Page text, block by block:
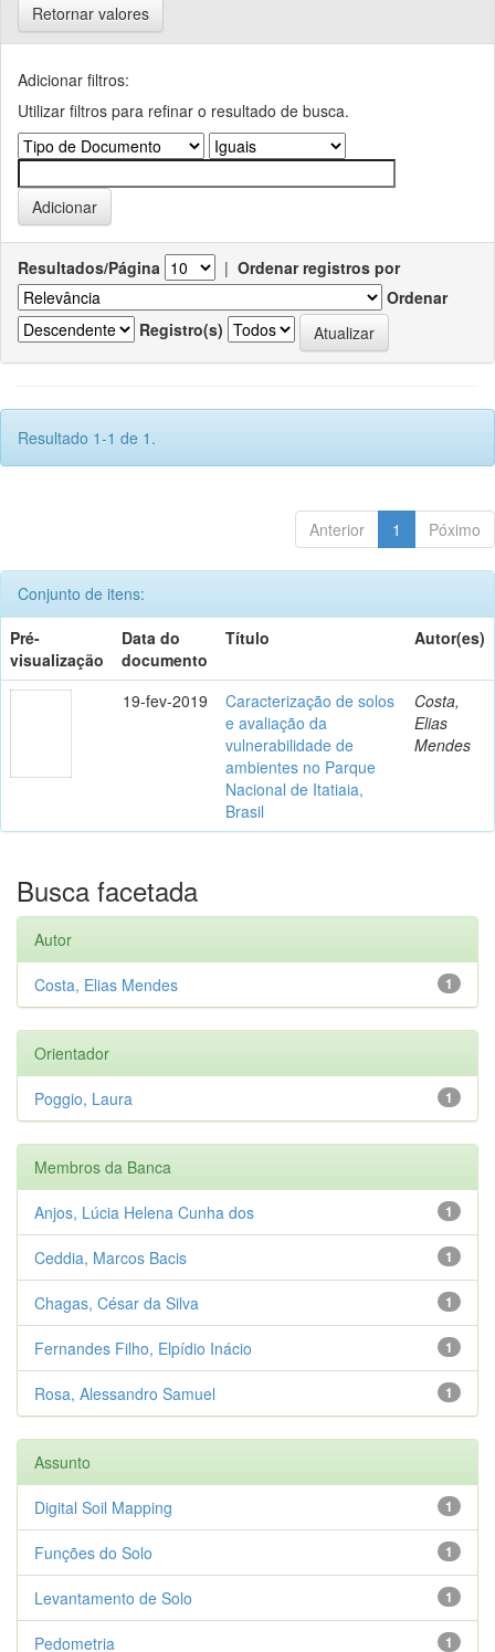
Retornar valores
Adicionar filtros:
Utilizar filtros para refinar o resultado de busca.
Resultados/Página | Ordenar registros por
Ordenar
Registro(s)
Resultado 1-1 de 1.
Anterior 1 Póximo
Conjunto de itens:
Pré-
visualização
Data do
documento
Título Autor(es)
19-fev-2019
Caracterização de solos
e avaliação da
vulnerabilidade de
ambientes no Parque
Nacional de Itatiaia,
Brasil
Costa,
Elias
Mendes
Busca facetada
Autor
1
Costa, Elias Mendes
Orientador
1
Poggio, Laura
Membros da Banca
1
Anjos, Lúcia Helena Cunha dos
1
Ceddia, Marcos Bacis
1
Chagas, César da Silva
1
Fernandes Filho, Elpídio Inácio
1
Rosa, Alessandro Samuel
Assunto
1
Digital Soil Mapping
1
Funções do Solo
1
Levantamento de Solo
1
Pedometria